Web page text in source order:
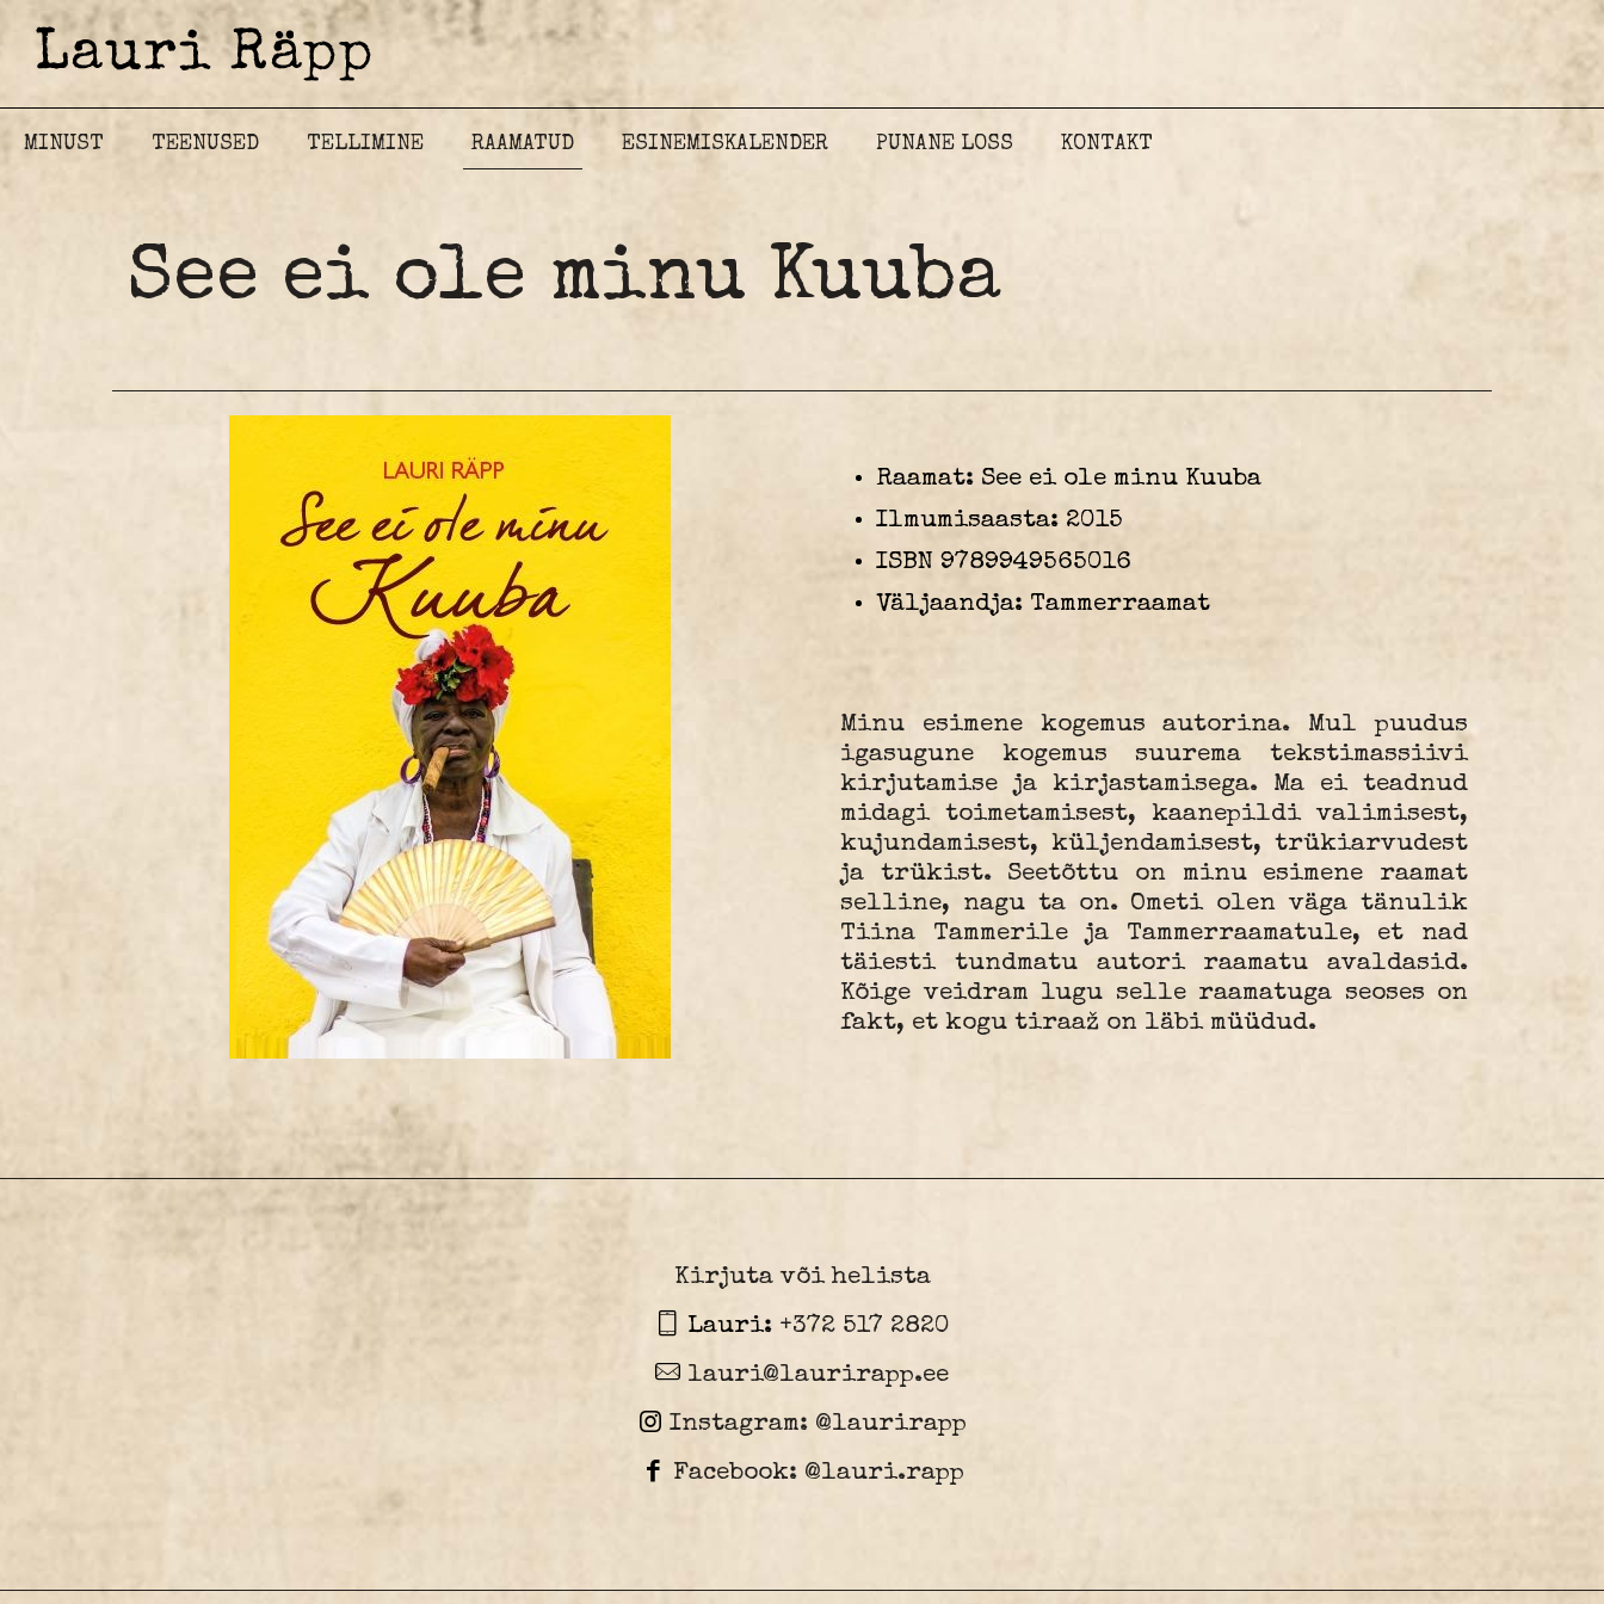
MINUST TEENUSED TELLIMINE RAAMATUD ESINEMISKALENDER PUNANE LOSS KONTAKT
See ei ole minu Kuuba
Raamat: See ei ole minu Kuuba
Ilmumisaasta: 2015
ISBN 9789949565016
Väljaandja: Tammerraamat
Minu esimene kogemus autorina. Mul puudus
igasugune kogemus suurema tekstimassiivi
kirjutamise ja kirjastamisega. Ma ei teadnud
midagi toimetamisest, kaanepildi valimisest,
kujundamisest, küljendamisest, trükiarvudest
ja trükist. Seetõttu on minu esimene raamat
selline, nagu ta on. Ometi olen väga tänulik
Tiina Tammerile ja Tammerraamatule, et nad
täiesti tundmatu autori raamatu avaldasid.
Kõige veidram lugu selle raamatuga seoses on
fakt, et kogu tiraaž on läbi müüdud.
Kirjuta või helista
Lauri: +372 517 2820
lauri@laurirapp.ee
Instagram: @laurirapp
Facebook: @lauri.rapp